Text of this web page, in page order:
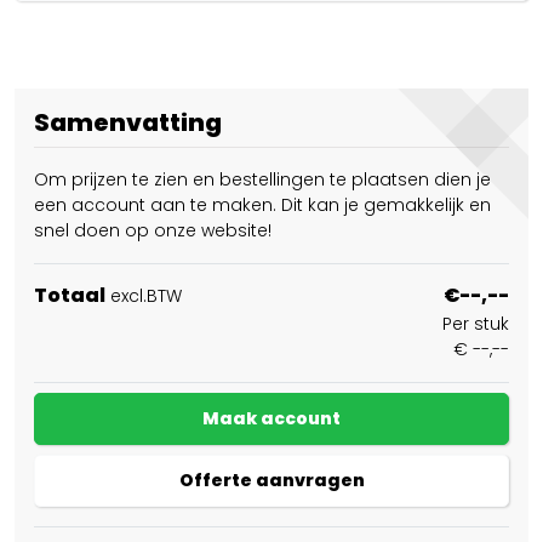
Samenvatting
Om prijzen te zien en bestellingen te plaatsen dien je
een account aan te maken. Dit kan je gemakkelijk en
snel doen op onze website!
Totaal excl.BTW €--,--
Per stuk
€ --,--
Maak account
Offerte aanvragen